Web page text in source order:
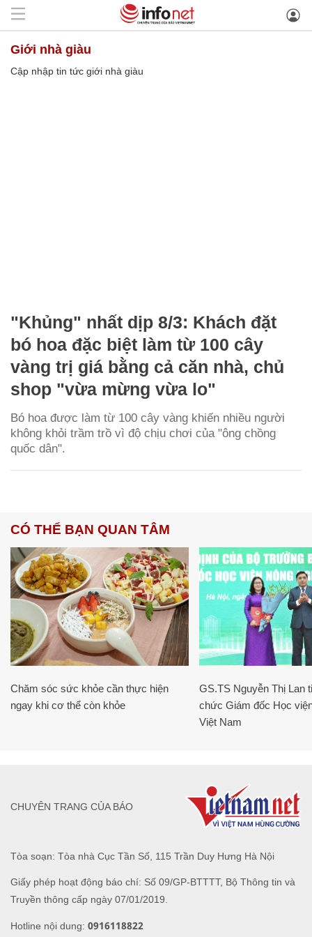
giới nhà giàu
Cập nhập tin tức giới nhà giàu
"Khủng" nhất dịp 8/3: Khách đặt
bó hoa đặc biệt làm từ 100 cây
vàng trị giá bằng cả căn nhà, chủ
shop "vừa mừng vừa lo"
Bó hoa được làm từ 100 cây vàng khiến nhiều người
không khỏi trầm trồ vì độ chịu chơi của "ông chồng
quốc dân".
CÓ THỂ BẠN QUAN TÂM
Chăm sóc sức khỏe cần thực hiện
ngay khi cơ thể còn khỏe
GS.TS Nguyễn Thị Lan
chức Giám đốc Học
Việt Nam
Tòa soạn: Tòa nhà Cục Tần Số, 115 Trần Duy Hưng Hà Nội
Giấy phép hoạt động báo chí: Số 09/GP-BTTTT, Bộ Thông tin và
Truyền thông cấp ngày 07/01/2019.
Hotline nội dung: 0916118822
CHUYÊN TRANG CỦA BÁO